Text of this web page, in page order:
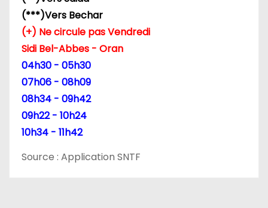
(***)Vers Bechar
(+) Ne circule pas Vendredi
Sidi Bel-Abbes - Oran
04h30 - 05h30
07h06 - 08h09
08h34 - 09h42
09h22 - 10h24
10h34 - 11h42
Source : Application SNTF